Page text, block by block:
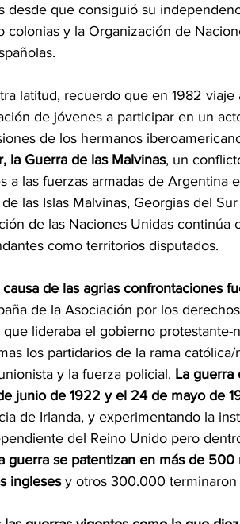
desde que consiguió su
colonias y la Organización de
latitud, recuerdo que en 1982
de jóvenes a participar en un
de los hermanos
la Guerra de las Malvinas, un
a las fuerzas armadas de
las Islas Malvinas, Georgias del
de las Naciones Unidas
como territorios disputados.
causa de las agrias confrontaciones
de la Asociación por los
lideraba el gobierno protestante-
los partidarios de la rama
y la fuerza policial. La guerra
junio de 1922 y el 24 de mayo de
de Irlanda, y experimentando la
del Reino Unido pero
guerra se patentizan en más de
ingleses y otros 300.000 terminaron